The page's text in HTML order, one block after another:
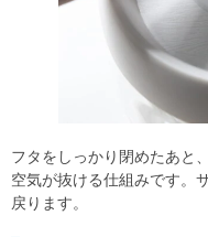
フタをしっかり閉めたあと
空気が抜ける仕組みです。
戻ります。